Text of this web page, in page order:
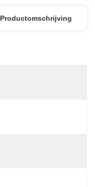
Productomschrijving